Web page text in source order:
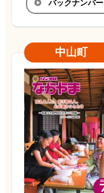
バックナンバー
中山町